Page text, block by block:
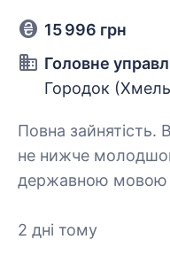
15 996 грн
Головне
Городок
Повна зайнятість. Вища освіта. Вимоги: вища
не нижче молодшого
державною мовою Знання: Конституції України; Закону України «Про
2 дні тому